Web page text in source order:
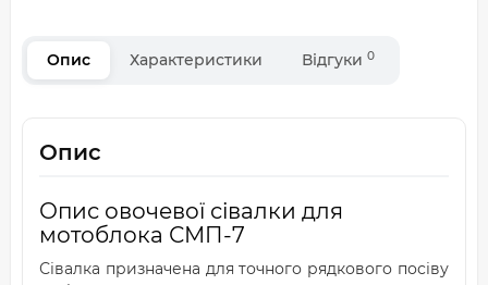
Опис Характеристики Відгуки 0
Опис
Опис овочевої сівалки для
мотоблока СМП-7
Сівалка призначена для точного рядкового посіву